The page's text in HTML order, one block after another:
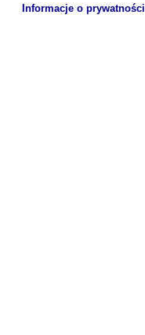
Informacje o prywatności